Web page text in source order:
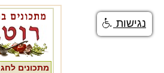
מתכונים לחג
נגישות